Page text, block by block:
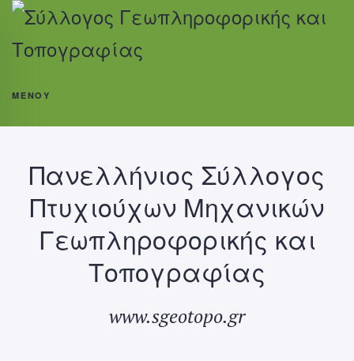
ΜΕΝΟΎ
Πανελλήνιος Σύλλογος
Πτυχιούχων Μηχανικών
Γεωπληροφορικής και
Τοπογραφίας
www.sgeotopo.gr